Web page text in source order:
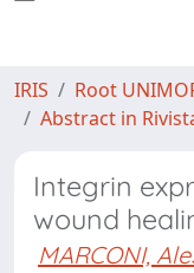
IRIS Root
Abstract in
Integrin
wound
MARCONI,